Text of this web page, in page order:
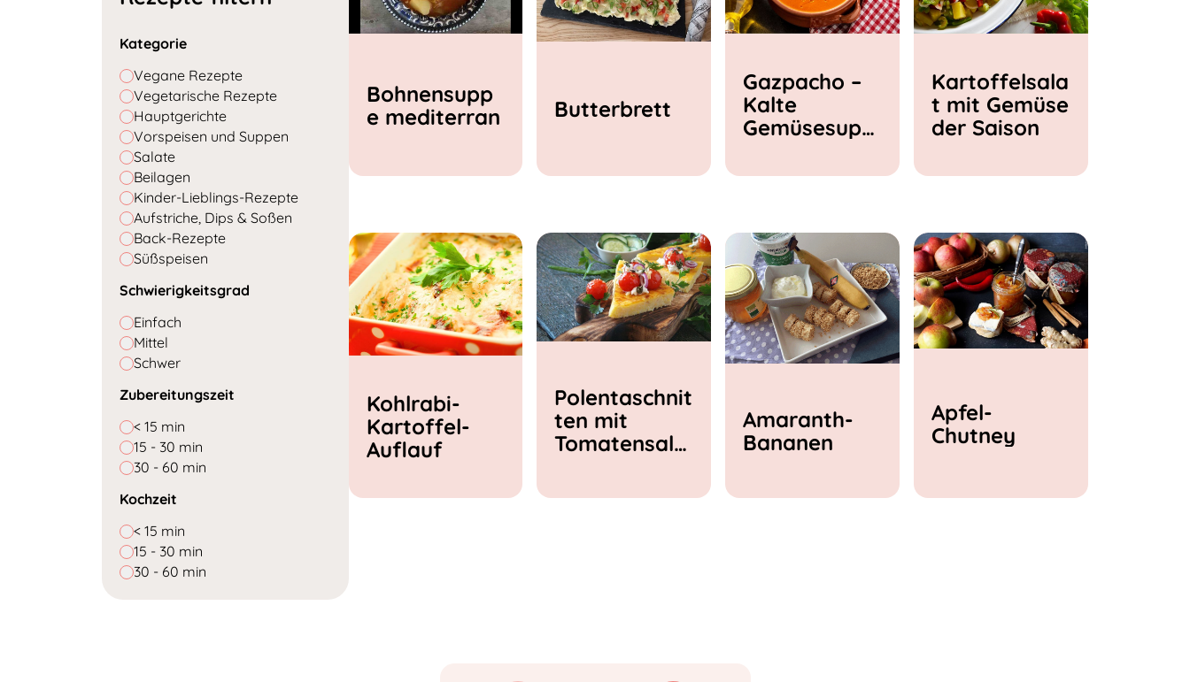
Kategorie
Vegane Rezepte
Vegetarische Rezepte
Hauptgerichte
Vorspeisen und Suppen
Salate
Beilagen
Kinder-Lieblings-Rezepte
Aufstriche, Dips & Soßen
Back-Rezepte
Süßspeisen
Schwierigkeitsgrad
Einfach
Mittel
Schwer
Zubereitungszeit
< 15 min
15 - 30 min
30 - 60 min
Kochzeit
< 15 min
15 - 30 min
30 - 60 min
Bohnensupp
e mediterran
Butterbrett
Gazpacho –
Kalte
Gemüsesupp
Kartoffelsala
t mit Gemüse
der Saison
Kohlrabi-
Kartoffel-
Auflauf
Polentaschnit
ten mit
Tomatensala
Amaranth-
Bananen
Apfel-
Chutney